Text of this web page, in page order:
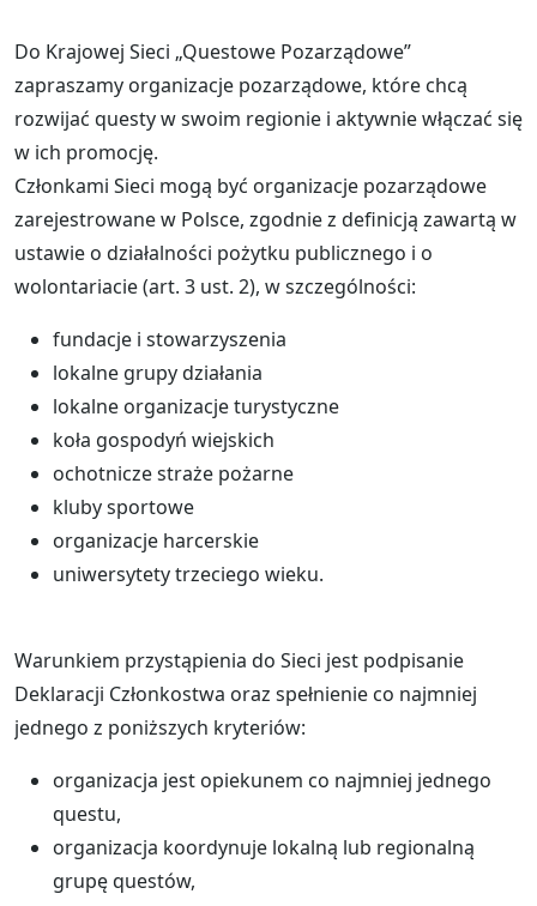
Do Krajowej Sieci „Questowe Pozarządowe”
zapraszamy organizacje pozarządowe, które chcą
rozwijać questy w swoim regionie i aktywnie włączać się
w ich promocję.
Członkami Sieci mogą być organizacje pozarządowe
zarejestrowane w Polsce, zgodnie z definicją zawartą w
ustawie o działalności pożytku publicznego i o
wolontariacie (art. 3 ust. 2), w szczególności:
fundacje i stowarzyszenia
lokalne grupy działania
lokalne organizacje turystyczne
koła gospodyń wiejskich
ochotnicze straże pożarne
kluby sportowe
organizacje harcerskie
uniwersytety trzeciego wieku.
Warunkiem przystąpienia do Sieci jest podpisanie
Deklaracji Członkostwa oraz spełnienie co najmniej
jednego z poniższych kryteriów:
organizacja jest opiekunem co najmniej jednego
questu,
organizacja koordynuje lokalną lub regionalną
grupę questów,